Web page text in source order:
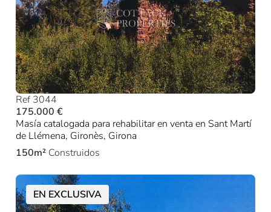
Ref 3044
175.000 €
Masía catalogada para rehabilitar en venta en Sant Martí
de Llémena, Gironès, Girona
150m² Construidos
EN EXCLUSIVA